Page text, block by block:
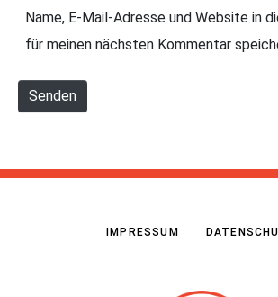
t
Name, E-Mail-Adresse und Website in
für meinen nächsten Kommentar
Senden
IMPRESSUM